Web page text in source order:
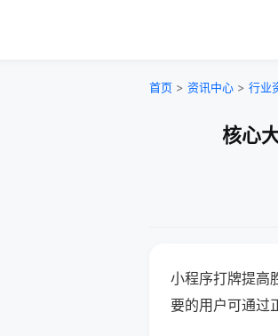
首页 > 资讯中心 > 行业
核心
小程序打牌提高
要的用户可通过